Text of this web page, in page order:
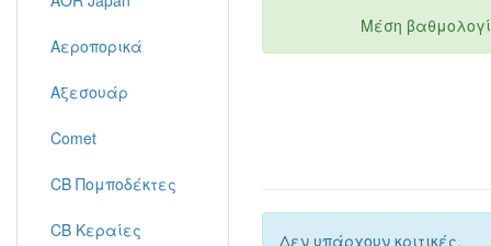
Μέση
Δεν υπάρχουν κριτικές.
Αεροπορικά
Αξεσουάρ
Comet
CB Πομποδέκτες
CB Κεραίες